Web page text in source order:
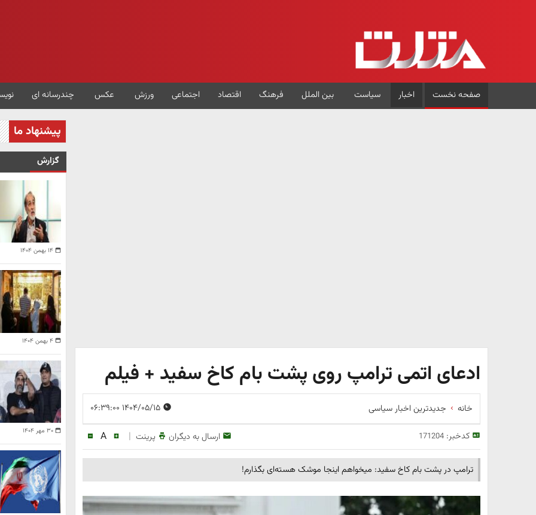
صفحه نخست اخبار سیاست بین الملل فرهنگ اقتصاد اجتماعی ورزش عکس چندرسانه ای
ادعای اتمی ترامپ روی پشت بام کاخ سفید + فیلم
خانه جدیدترین اخبار سیاسی
کدخبر:171204 ارسال به دیگران پرینت |
A
ترامپ در پشت بام کاخ سفید: میخواهم اینجا موشک هسته‌ای بگذارم!
پیشنهاد ما
گزارش
۱۴ بهمن ۱۴۰۴
۴ بهمن ۱۴۰۴
۳۰ مهر ۱۴۰۴